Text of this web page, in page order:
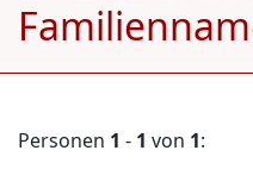
Personen 1 - 1 von 1: